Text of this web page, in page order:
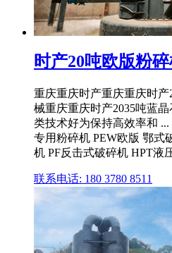
时产20吨欧版粉
重庆重庆时产重庆重庆时
械重庆重庆时产2035吨蓝
类技术好为保持高效率和
专用粉碎机 PEW欧版 鄂式
机 PF反击式破碎机 HPT液
联系电话: 180 3780 8511